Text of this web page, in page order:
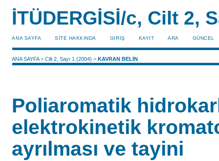
İTÜDERGİSİ/c, Cilt 2,
ANA SAYFA SİTE HAKKINDA GIRIŞ KAYIT ARA GÜNCEL
ANA SAYFA>Cilt 2, Sayı 1 (2004) >KAVRAN BELİN
Poliaromatik
elektrokinetik
ayrılması ve tayini